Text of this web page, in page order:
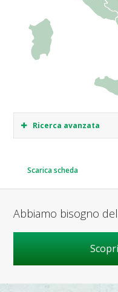
Ricerca avanzata
Scarica scheda
Abbiamo bisogno